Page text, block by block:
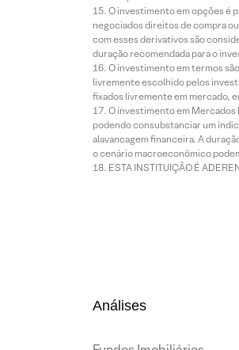
O investimento em opções é
negociados direitos de compra
com esses derivativos são
duração recomendada para o
O investimento em termos
livremente escolhido pelos
fixados livremente em mercado,
O investimento em
podendo consubstanciar um
alavancagem financeira. A
o cenário macroeconômico
ESTA INSTITUIÇÃO É
Análises